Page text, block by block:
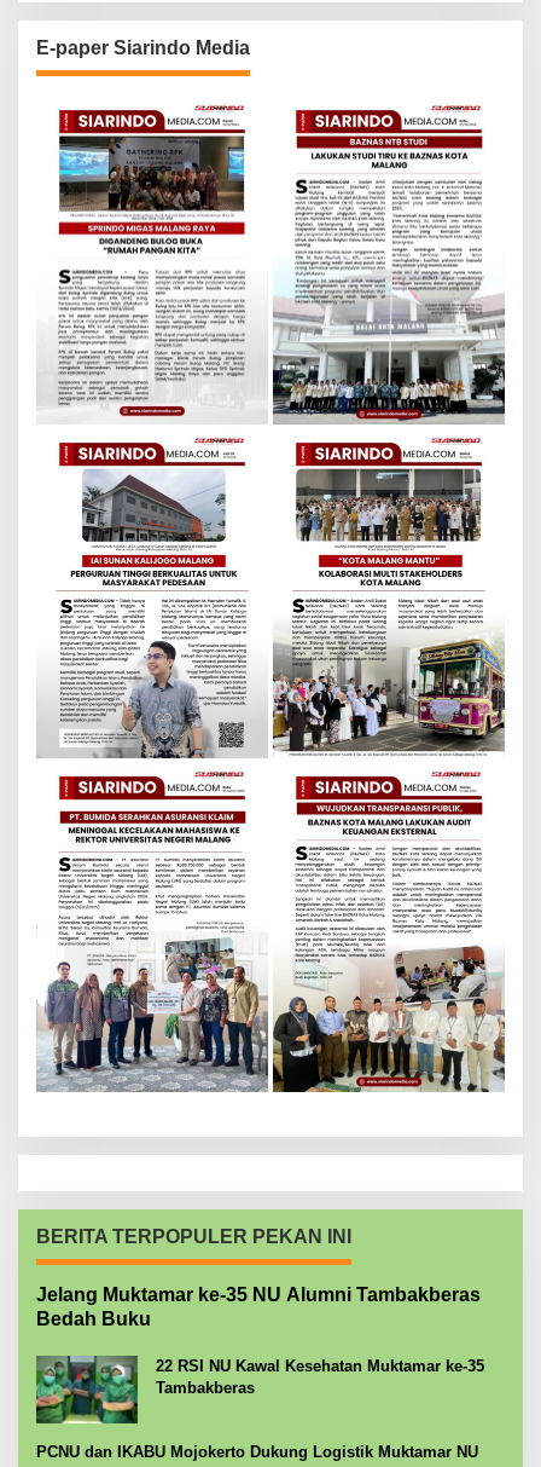
E-paper Siarindo Media
BERITA TERPOPULER PEKAN INI
Jelang Muktamar ke-35 NU Alumni Tambakberas
Bedah Buku
22 RSI NU Kawal Kesehatan Muktamar ke-35
Tambakberas
PCNU dan IKABU Mojokerto Dukung Logistik Muktamar NU